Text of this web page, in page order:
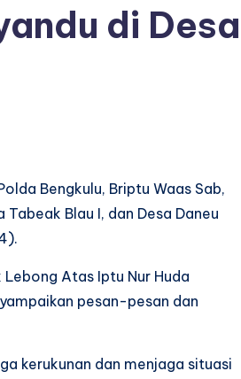
di Desa
Bengkulu, Briptu Waas Sab,
Blau I, dan Desa Daneu
Atas Iptu Nur Huda
pesan-pesan dan
kerukunan dan menjaga situasi